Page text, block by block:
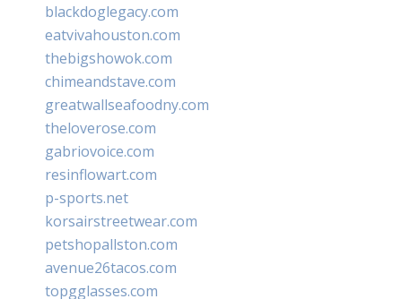
blackdoglegacy.com
eatvivahouston.com
thebigshowok.com
chimeandstave.com
greatwallseafoodny.com
theloverose.com
gabriovoice.com
resinflowart.com
p-sports.net
korsairstreetwear.com
petshopallston.com
avenue26tacos.com
topgglasses.com